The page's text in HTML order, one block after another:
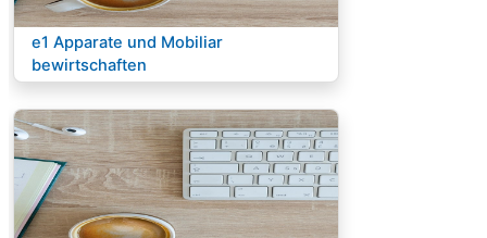
Kurs:
e1 Apparate und Mobiliar
bewirtschaften